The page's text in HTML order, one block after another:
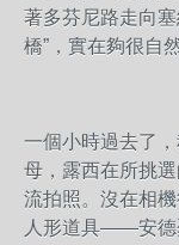
著多芬尼路走向
橋”，實在夠很自然
一個小時過去了
母，露西在所挑
流拍照。沒在相
人形道具——安德